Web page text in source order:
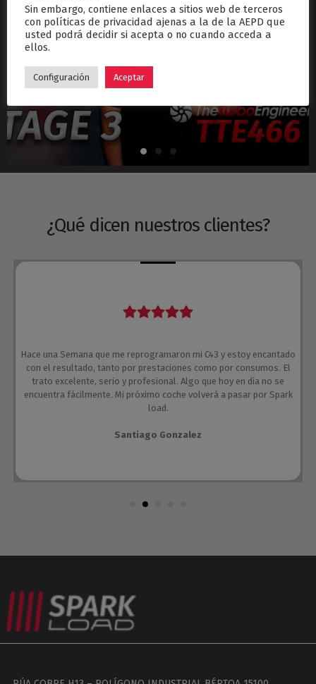
septiembre 26, 2024
Hyundai i30N Stage 3 – Turbo TTE466
¿Qué dicen nuestros clientes?
Hace una Semana que me reprogramaron mi C43 y estoy encantado
con el resultado, tanto por prestaciones como por consumos. El
trato excelente, serio y profesional. Algo que hoy en día no se
encuentra fácilmente. Mi próximo coche volverá a pasar por Spark
load.
Santiago Gonzalez
Sin embargo, contiene enlaces a sitios web de terceros
con políticas de privacidad ajenas a la de la AEPD que
usted podrá decidir si acepta o no cuando acceda a
ellos.
Configuración Aceptar